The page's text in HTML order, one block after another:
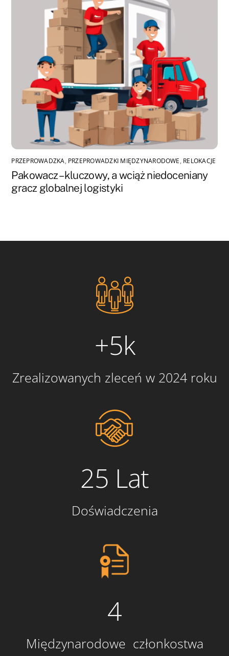
PRZEPROWADZKA, PRZEPROWADZKI MIĘDZYNARODOWE, RELOKACJE
Pakowacz – kluczowy, a wciąż niedoceniany
gracz globalnej logistyki
+5k
Zrealizowanych zleceń w 2024 roku
25 Lat
Doświadczenia
4
Międzynarodowe członkostwa